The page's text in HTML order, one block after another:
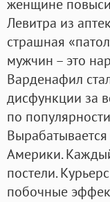
Левитра из
страшная
мужчин – это
Варденафил
дисфункции за
по
Америки.
постели.
побочные